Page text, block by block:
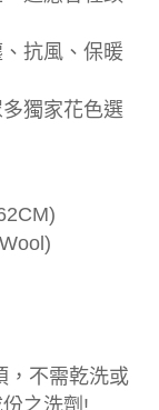
抗風、保暖
獨家花色選
，不需乾洗或
之洗劑!